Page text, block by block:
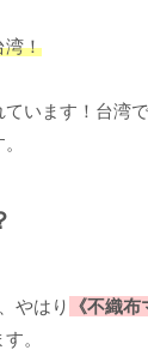
湾！
います！台湾
やはり
《不織
。